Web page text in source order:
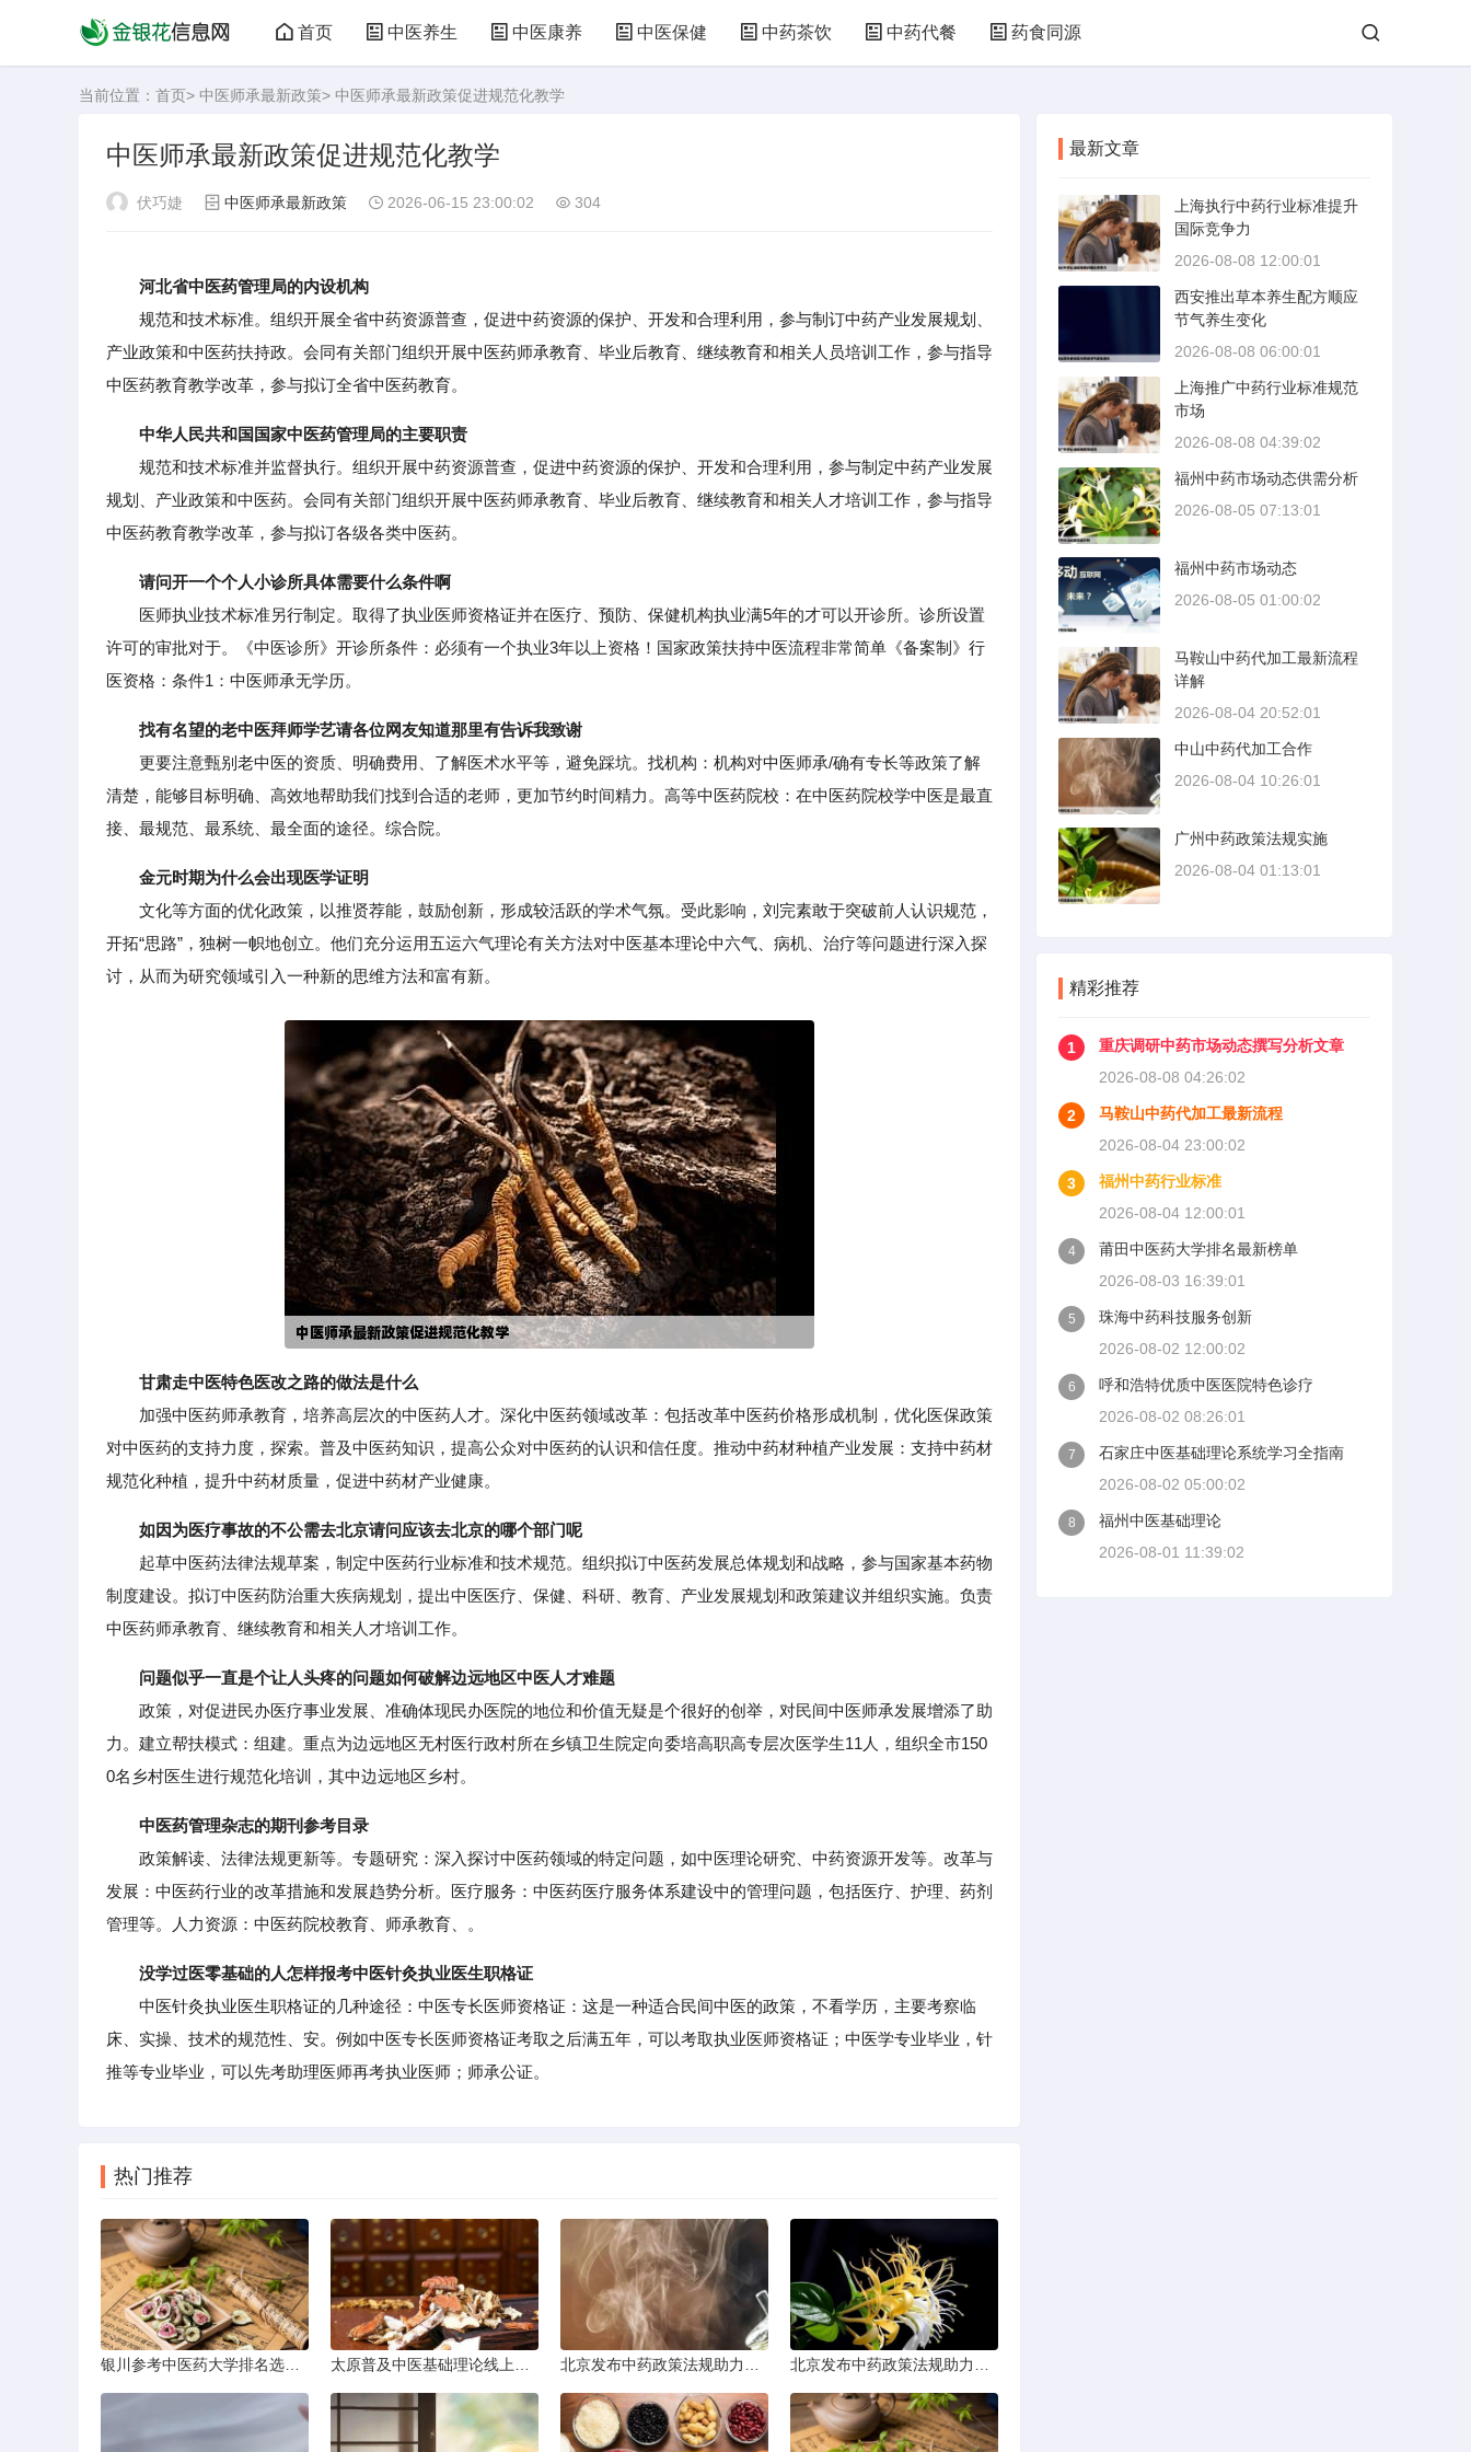
首页 中医养生 中医康养 中医保健 中药茶饮 中药代餐 药食同源
当前位置： 首页> 中医师承最新政策> 中医师承最新政策促进规范化教学
中医师承最新政策促进规范化教学
伏巧婕 中医师承最新政策 2026-06-15 23:00:02 304
河北省中医药管理局的内设机构
规范和技术标准。组织开展全省中药资源普查，促进中药资源的保护、开发和合理利用，参与制订中药产业发展规划、
产业政策和中医药扶持政。会同有关部门组织开展中医药师承教育、毕业后教育、继续教育和相关人员培训工作，参与指导
中医药教育教学改革，参与拟订全省中医药教育。
中华人民共和国国家中医药管理局的主要职责
规范和技术标准并监督执行。组织开展中药资源普查，促进中药资源的保护、开发和合理利用，参与制定中药产业发展
规划、产业政策和中医药。会同有关部门组织开展中医药师承教育、毕业后教育、继续教育和相关人才培训工作，参与指导
中医药教育教学改革，参与拟订各级各类中医药。
请问开一个个人小诊所具体需要什么条件啊
医师执业技术标准另行制定。取得了执业医师资格证并在医疗、预防、保健机构执业满5年的才可以开诊所。诊所设置
许可的审批对于。《中医诊所》开诊所条件：必须有一个执业3年以上资格！国家政策扶持中医流程非常简单《备案制》行
医资格：条件1：中医师承无学历。
找有名望的老中医拜师学艺请各位网友知道那里有告诉我致谢
更要注意甄别老中医的资质、明确费用、了解医术水平等，避免踩坑。找机构：机构对中医师承/确有专长等政策了解
清楚，能够目标明确、高效地帮助我们找到合适的老师，更加节约时间精力。高等中医药院校：在中医药院校学中医是最直
接、最规范、最系统、最全面的途径。综合院。
金元时期为什么会出现医学证明
文化等方面的优化政策，以推贤荐能，鼓励创新，形成较活跃的学术气氛。受此影响，刘完素敢于突破前人认识规范，
开拓“思路”，独树一帜地创立。他们充分运用五运六气理论有关方法对中医基本理论中六气、病机、治疗等问题进行深入探
讨，从而为研究领域引入一种新的思维方法和富有新。
甘肃走中医特色医改之路的做法是什么
加强中医药师承教育，培养高层次的中医药人才。深化中医药领域改革：包括改革中医药价格形成机制，优化医保政策
对中医药的支持力度，探索。普及中医药知识，提高公众对中医药的认识和信任度。推动中药材种植产业发展：支持中药材
规范化种植，提升中药材质量，促进中药材产业健康。
如因为医疗事故的不公需去北京请问应该去北京的哪个部门呢
起草中医药法律法规草案，制定中医药行业标准和技术规范。组织拟订中医药发展总体规划和战略，参与国家基本药物
制度建设。拟订中医药防治重大疾病规划，提出中医医疗、保健、科研、教育、产业发展规划和政策建议并组织实施。负责
中医药师承教育、继续教育和相关人才培训工作。
问题似乎一直是个让人头疼的问题如何破解边远地区中医人才难题
政策，对促进民办医疗事业发展、准确体现民办医院的地位和价值无疑是个很好的创举，对民间中医师承发展增添了助
力。建立帮扶模式：组建。重点为边远地区无村医行政村所在乡镇卫生院定向委培高职高专层次医学生11人，组织全市150
0名乡村医生进行规范化培训，其中边远地区乡村。
中医药管理杂志的期刊参考目录
政策解读、法律法规更新等。专题研究：深入探讨中医药领域的特定问题，如中医理论研究、中药资源开发等。改革与
发展：中医药行业的改革措施和发展趋势分析。医疗服务：中医药医疗服务体系建设中的管理问题，包括医疗、护理、药剂
管理等。人力资源：中医药院校教育、师承教育、。
没学过医零基础的人怎样报考中医针灸执业医生职格证
中医针灸执业医生职格证的几种途径：中医专长医师资格证：这是一种适合民间中医的政策，不看学历，主要考察临
床、实操、技术的规范性、安。例如中医专长医师资格证考取之后满五年，可以考取执业医师资格证；中医学专业毕业，针
推等专业毕业，可以先考助理医师再考执业医师；师承公证。
热门推荐
最新文章
上海执行中药行业标准提升
国际竞争力
2026-08-08 12:00:01
西安推出草本养生配方顺应
节气养生变化
2026-08-08 06:00:01
上海推广中药行业标准规范
市场
2026-08-08 04:39:02
福州中药市场动态供需分析
2026-08-05 07:13:01
福州中药市场动态
2026-08-05 01:00:02
马鞍山中药代加工最新流程
详解
2026-08-04 20:52:01
中山中药代加工合作
2026-08-04 10:26:01
广州中药政策法规实施
2026-08-04 01:13:01
精彩推荐
1
重庆调研中药市场动态撰写分析文章
2026-08-08 04:26:02
2
马鞍山中药代加工最新流程
2026-08-04 23:00:02
3
福州中药行业标准
2026-08-04 12:00:01
4
莆田中医药大学排名最新榜单
2026-08-03 16:39:01
5
珠海中药科技服务创新
2026-08-02 12:00:02
6
呼和浩特优质中医医院特色诊疗
2026-08-02 08:26:01
7
石家庄中医基础理论系统学习全指南
2026-08-02 05:00:02
8
福州中医基础理论
2026-08-01 11:39:02